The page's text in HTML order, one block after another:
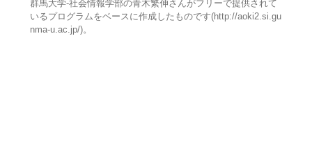
群馬大学-社会情報学部の青木繁伸さんがフリーで提供されて
いるプログラムをベースに作成したものです(http://aoki2.si.gu
nma-u.ac.jp/)。